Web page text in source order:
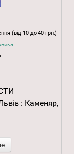
(від 10 до 40 грн.)
: Каменяр,